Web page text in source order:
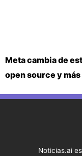
Meta cambia de
open source y
Noticias.ai